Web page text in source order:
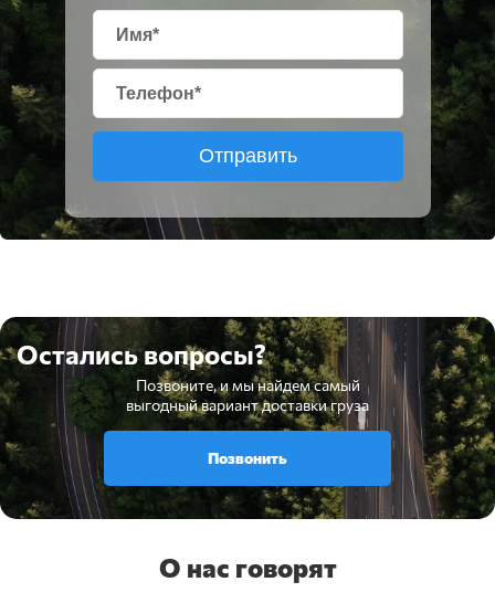
Отправить
Остались вопросы?
Позвоните, и мы найдем самый
выгодный вариант доставки груза
Позвонить
О нас говорят